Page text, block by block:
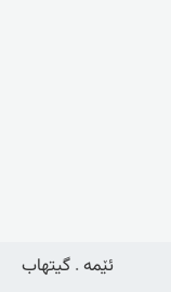
ئێمە . گیتهاب